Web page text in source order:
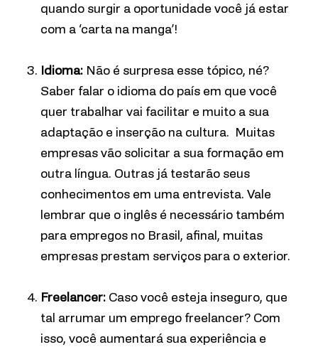
quando surgir a oportunidade você já estar
com a ‘carta na manga’!
Idioma:Não é surpresa esse tópico, né?
Saber falar o idioma do país em que você
quer trabalhar vai facilitar e muito a sua
adaptação e inserção na cultura. Muitas
empresas vão solicitar a sua formação em
outra língua. Outras já testarão seus
conhecimentos em uma entrevista. Vale
lembrar que o inglês é necessário também
para empregos no Brasil, afinal, muitas
empresas prestam serviços para o exterior.
Freelancer: Caso você esteja inseguro, que
tal arrumar um emprego freelancer? Com
isso, você aumentará sua experiência e